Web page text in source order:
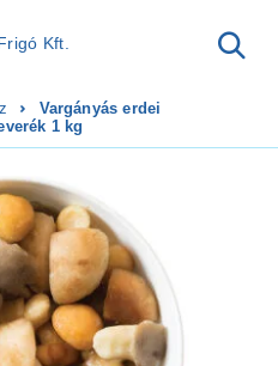
Vargányás erdei
1 kg